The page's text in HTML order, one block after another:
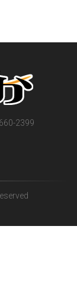
2399